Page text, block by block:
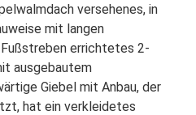
versehenes, in
mit langen
errichtetes 2-
ausgebautem
Giebel mit Anbau, der
hat ein verkleidetes